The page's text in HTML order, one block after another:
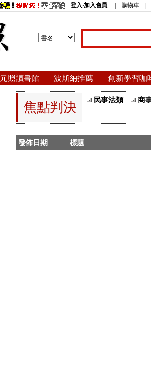
登入‧加入會員 購物車
元照讀書館 波斯納推薦 創新學習咖
焦點判決 民事法類 商
發佈日期 標題